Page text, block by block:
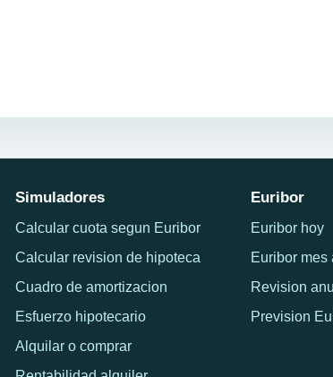
Simuladores
Calcular cuota segun Euribor
Calcular revision de hipoteca
Cuadro de amortizacion
Esfuerzo hipotecario
Alquilar o comprar
Euribor
Euribor hoy
Euribor mes
Revision
Prevision